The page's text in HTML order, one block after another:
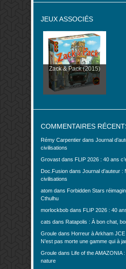
JEUX ASSOCIÉS
Zack & Pack (2015)
COMMENTAIRES
Rémy Carpentier dans Journal
civilisations
Grovast dans FLIP 2026 : 40 ans
Doc.Fusion dans Journal d’auteur :
civilisations
atom dans Forbidden Stars
Cthulhu
morlockbob dans FLIP 2026 : 40
cats dans Ratapolis : À bon chat,
Groule dans Horreur à Arkham
N’est pas morte une gamme qui à
Groule dans Life of the AMAZONIA
nature